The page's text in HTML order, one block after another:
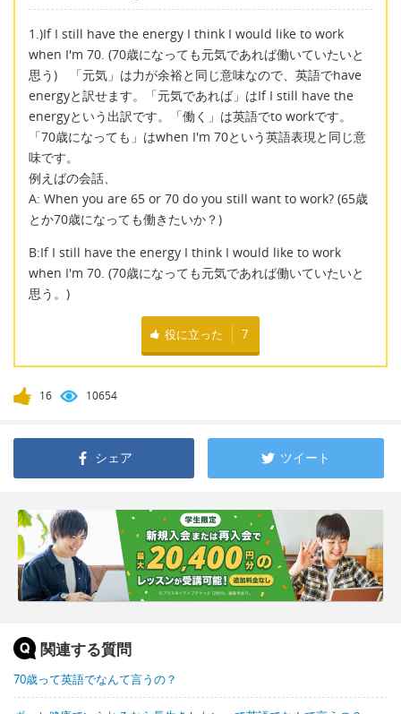
1.)If I still have the energy I think I would like to work
when I'm 70. (70歳になっても元気であれば働いていたいと
思う) 「元気」は力が余裕と同じ意味なので、英語でhave
energyと訳せます。「元気であれば」はIf I still have the
energyという出訳です。「働く」は英語でto workです。
「70歳になっても」はwhen I'm 70という英語表現と同じ意
味です。
例えばの会話、
A: When you are 65 or 70 do you still want to work? (65歳
とか70歳になっても働きたいか？)
B:If I still have the energy I think I would like to work
when I'm 70. (70歳になっても元気であれば働いていたいと
思う。)
役に立った 7
16 10654
シェア ツイート
関連する質問
70歳って英語でなんて言うの？